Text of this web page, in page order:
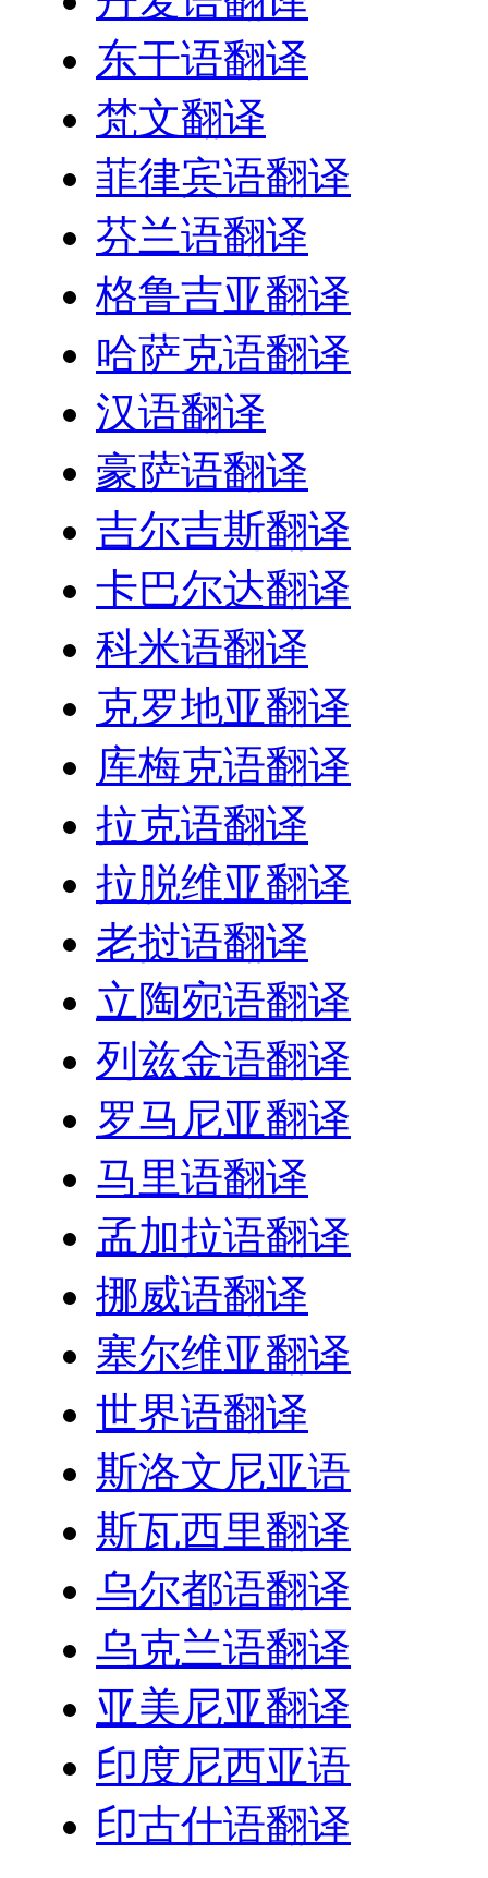
东干语翻译
梵文翻译
菲律宾语翻译
芬兰语翻译
格鲁吉亚翻译
哈萨克语翻译
汉语翻译
豪萨语翻译
吉尔吉斯翻译
卡巴尔达翻译
科米语翻译
克罗地亚翻译
库梅克语翻译
拉克语翻译
拉脱维亚翻译
老挝语翻译
立陶宛语翻译
列兹金语翻译
罗马尼亚翻译
马里语翻译
孟加拉语翻译
挪威语翻译
塞尔维亚翻译
世界语翻译
斯洛文尼亚语
斯瓦西里翻译
乌尔都语翻译
乌克兰语翻译
亚美尼亚翻译
印度尼西亚语
印古什语翻译